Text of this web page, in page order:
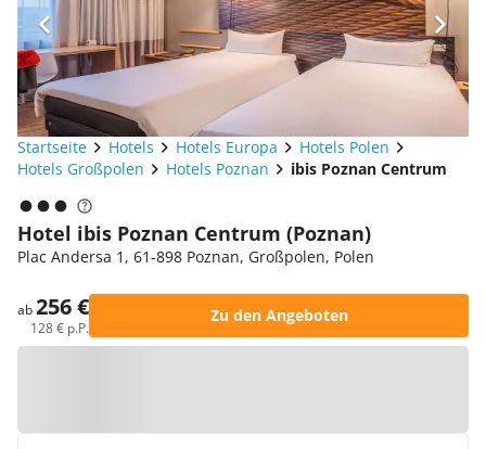
Startseite Hotels Hotels Europa
Hotels Polen
Hotels Großpolen
Hotels Poznan ibis Poznan Centrum
Hotel ibis Poznan Centrum (Poznan)
Plac Andersa 1, 61-898 Poznan, Großpolen, Polen
ab256 €
128 € p.P.
Zu den Angeboten